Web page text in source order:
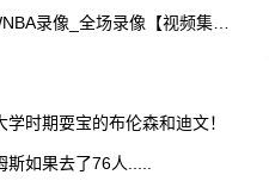
录像_全场录像【视频集
时期耍宝的布伦森和迪文！
斯如果去了76人.....